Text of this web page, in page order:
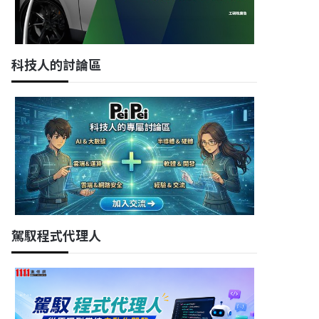
科技人的討論區
駕馭程式代理人